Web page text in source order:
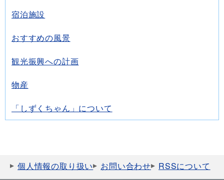
宿泊施設
おすすめの風景
観光振興への計画
物産
「しずくちゃん」について
個人情報の取り扱い お問い合わせ RSSについて